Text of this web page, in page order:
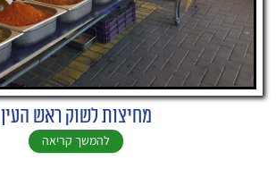
מחיצות לשוק ראש העין
להמשך קריאה